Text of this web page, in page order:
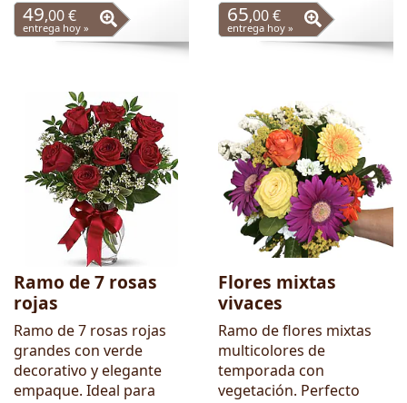
49,00 €
entrega hoy »
65,00 €
entrega hoy »
Ramo de 7 rosas
rojas
Ramo de 7 rosas rojas
grandes con verde
decorativo y elegante
empaque. Ideal para
Flores mixtas
vivaces
Ramo de flores mixtas
multicolores de
temporada con
vegetación. Perfecto